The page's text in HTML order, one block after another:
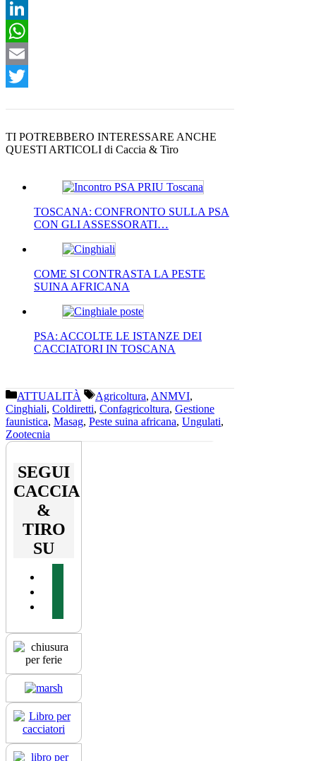
X
LinkedIn
WhatsApp
Email
TI POTREBBERO INTERESSARE ANCHE
QUESTI ARTICOLI di Caccia & Tiro
TOSCANA: CONFRONTO SULLA PSA
CON GLI ASSESSORATI…
COME SI CONTRASTA LA PESTE
SUINA AFRICANA
PSA: ACCOLTE LE ISTANZE DEI
CACCIATORI IN TOSCANA
Categorie
ATTUALITÀ Tag
Agricoltura, ANMVI,
Cinghiali, Coldiretti, Confagricoltura, Gestione
faunistica, Masag, Peste suina africana, Ungulati,
Zootecnia
SEGUI
CACCIA
&
TIRO
SU